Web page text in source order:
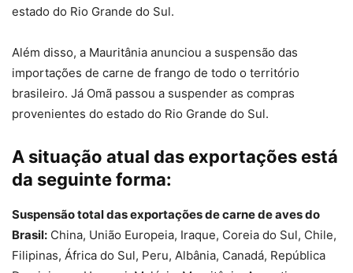
estado do Rio Grande do Sul.
Além disso, a Mauritânia anunciou a suspensão das
importações de carne de frango de todo o território
brasileiro. Já Omã passou a suspender as compras
provenientes do estado do Rio Grande do Sul.
A situação atual das exportações está
da seguinte forma:
Suspensão total das exportações de carne de aves do
Brasil: China, União Europeia, Iraque, Coreia do Sul, Chile,
Filipinas, África do Sul, Peru, Albânia, Canadá, República